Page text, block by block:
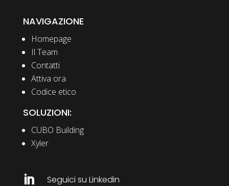
NAVIGAZIONE
Homepage
Il Team
Contatti
Attiva ora
Codice etico
SOLUZIONI:
CUBO Building
Xyler
 Seguici su Linkedin